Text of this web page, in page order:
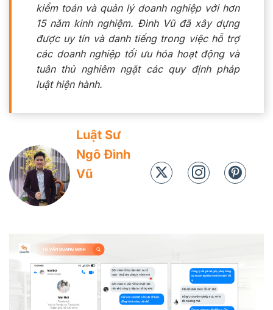
kiểm toán và quản lý doanh nghiệp với hơn
15 năm kinh nghiệm. Đình Vũ đã xây dựng
được uy tín và danh tiếng trong việc hỗ trợ
các doanh nghiệp tối ưu hóa hoạt động và
tuân thủ nghiêm ngặt các quy định pháp
luật hiện hành.
Luật Sư
Ngô Đình
Vũ